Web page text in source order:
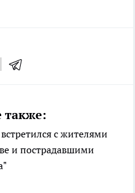
также:
с жителями
и пострадавшими